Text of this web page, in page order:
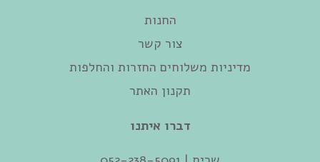
החנות
צור קשר
מדיניות משלוחים החזרות והחלפות
תקנון האתר
דברו איתנו